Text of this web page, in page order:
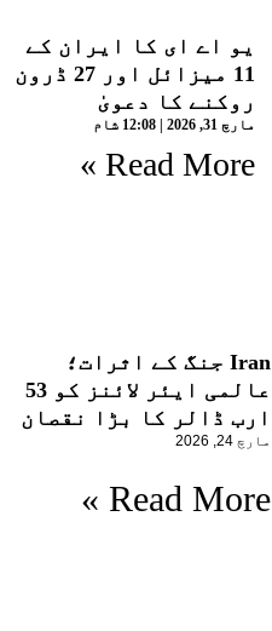
یو اے ای کا ایران کے
11 میزائل اور 27 ڈرون
روکنے کا دعویٰ
مارچ 31, 2026 12:08 شام
Read More »
Iran جنگ کے اثرات؛
عالمی ایئر لائنز کو 53
ارب ڈالر کا بڑا نقصان
مارچ 24, 2026
Read More »